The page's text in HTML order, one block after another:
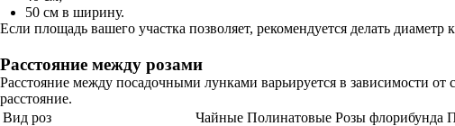
50 см в ширину.
Если площадь вашего участка позволяет, рекомендуется делать
Расстояние между розами
Расстояние между посадочными лунками варьируется в зависимости
расстояние.
Вид роз
Чайные Полинатовые Розы флорибунда